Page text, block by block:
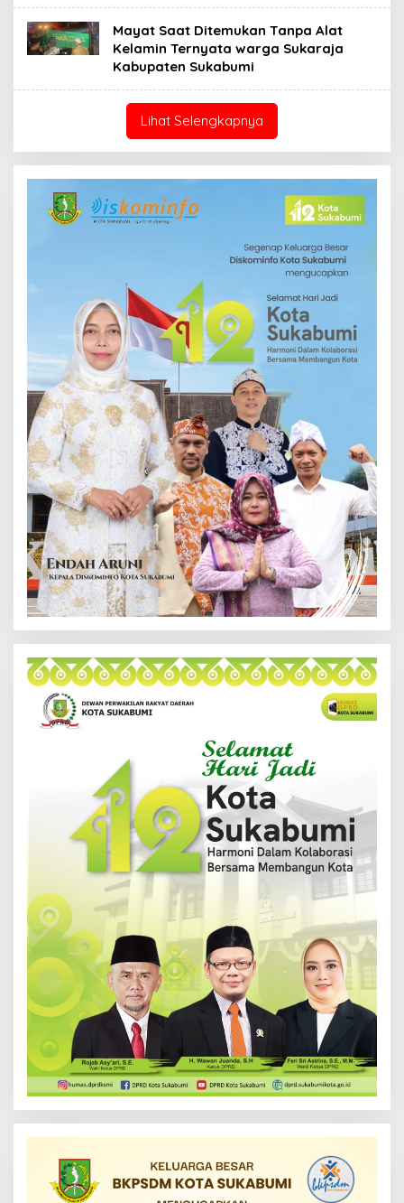
Mayat Saat Ditemukan Tanpa Alat
Kelamin Ternyata warga Sukaraja
Kabupaten Sukabumi
Lihat Selengkapnya